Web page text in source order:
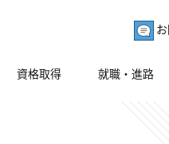
資格取得 就職・進路